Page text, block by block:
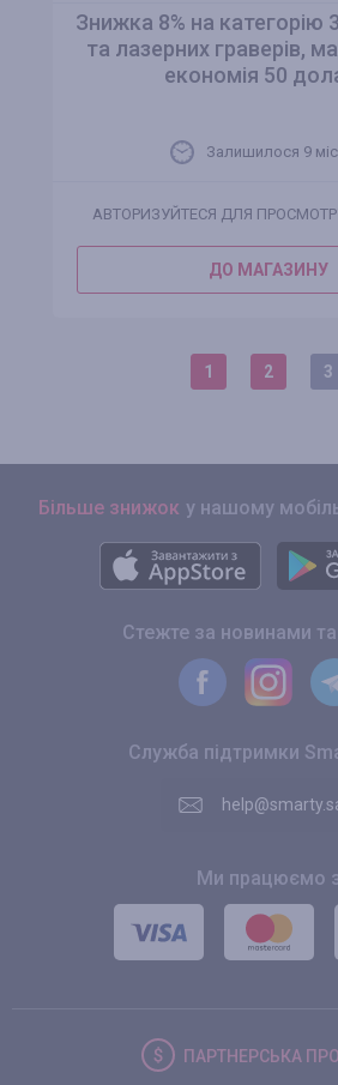
Знижка 8% на категорію
та лазерних граверів,
економія 50
Залишилося 9
АВТОРИЗУЙТЕСЯ ДЛЯ
ДО МАГАЗИНУ
1 2 3
Більше знижок у нашому
Стежте за новинами
Служба підтримки
Ми працюємо
ПАРТНЕРСЬКА